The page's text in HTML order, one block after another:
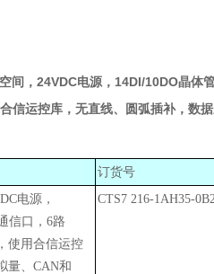
，24VDC电源，14DI/10DO晶体
信运控库，无直线、圆弧插补，数
订货号
电源，
信口，6路
使用合信运控
量、CAN和
CTS7 216-1AH35-